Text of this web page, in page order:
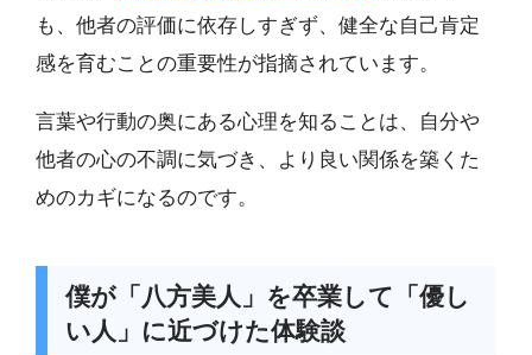
も、他者の評価に依存しすぎず、健全な自己肯定
感を育むことの重要性が指摘されています。
言葉や行動の奥にある心理を知ることは、自分や
他者の心の不調に気づき、より良い関係を築くた
めのカギになるのです。
僕が「八方美人」を卒業して「優し
い人」に近づけた体験談